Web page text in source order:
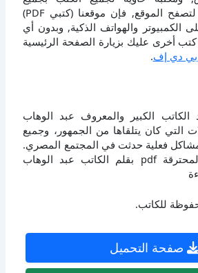
تخصصاتها, وبالنسبة لتصفح الموقع, فإن موقعنا (كتبي PDF)
الكمبيوتر والهواتف الذكية, وبدون أي
أخرى عليك بزيارة الصفحة الرئيسية
بي دي إف.
الكبير والمعروف عبد الوهاب
التي كان يتلقاها من الجمهور، وجميع
مشاكل فعلية حدثت في المجتمع المصري.
إليك كتاب الأرض المحترقة pdf بقلم الكاتب عبد الوهاب
للكاتب.
صفحة التحميل